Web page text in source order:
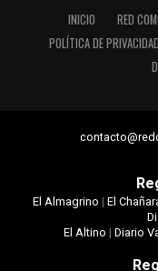
INICIO RED
POLÍTICA DE PRIVACIDAD
El Almagrino | El
El Altino | Diario